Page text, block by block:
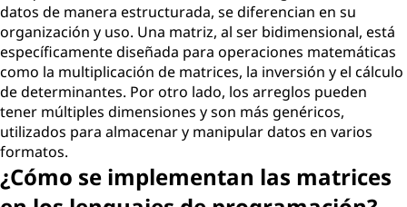
datos de manera estructurada, se diferencian en su
organización y uso. Una matriz, al ser bidimensional, está
específicamente diseñada para operaciones matemáticas
como la multiplicación de matrices, la inversión y el cálculo
de determinantes. Por otro lado, los arreglos pueden
tener múltiples dimensiones y son más genéricos,
utilizados para almacenar y manipular datos en varios
formatos.
¿Cómo se implementan las matrices